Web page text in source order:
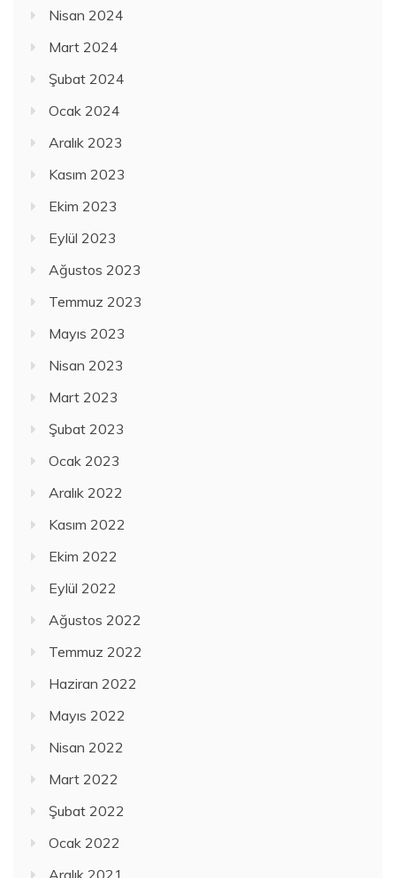
Nisan 2024
Mart 2024
Şubat 2024
Ocak 2024
Aralık 2023
Kasım 2023
Ekim 2023
Eylül 2023
Ağustos 2023
Temmuz 2023
Mayıs 2023
Nisan 2023
Mart 2023
Şubat 2023
Ocak 2023
Aralık 2022
Kasım 2022
Ekim 2022
Eylül 2022
Ağustos 2022
Temmuz 2022
Haziran 2022
Mayıs 2022
Nisan 2022
Mart 2022
Şubat 2022
Ocak 2022